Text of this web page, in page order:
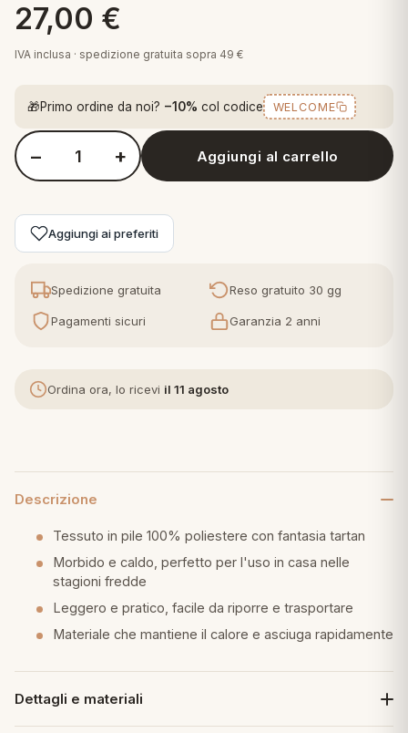
arredo
arredo
Step
in fibra
in piuma d'oca
in piuma
Plaid Cartoons
Teli Mare Cartoons
Trapuntini Cartoons
27,00 €
IVA inclusa · spedizione gratuita sopra 49 €
🎁Primo ordine da noi? −10% col codice WELCOME
Quantità Daunex Plaid in Pile 130x160 cm Tartan Naturale
− + Aggiungi al carrello
Aggiungi ai preferiti
Spedizione gratuita Reso gratuito 30 gg
Pagamenti sicuri Garanzia 2 anni
Ordina ora, lo ricevi il 11 agosto
Descrizione
Tessuto in pile 100% poliestere con fantasia tartan
Morbido e caldo, perfetto per l'uso in casa nelle
stagioni fredde
Leggero e pratico, facile da riporre e trasportare
Materiale che mantiene il calore e asciuga rapidamente
Dettagli e materiali